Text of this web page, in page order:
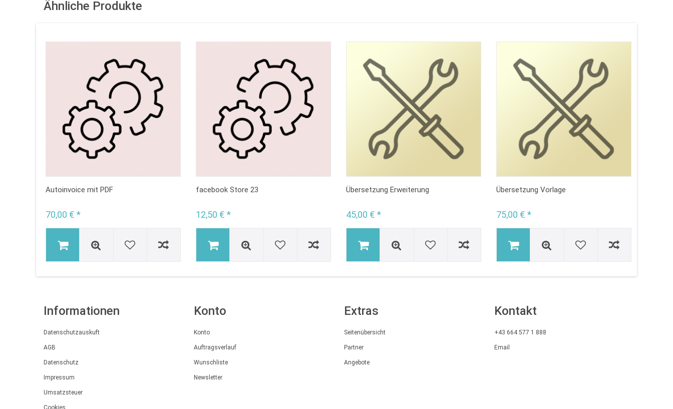
Ähnliche Produkte
Autoinvoice mit PDF
70,00 € *
facebook Store 23
12,50 € *
Übersetzung Erweiterung
45,00 € *
Übersetzung Vorlage
75,00 € *
Informationen
Datenschutzauskuft
AGB
Datenschutz
Impressum
Umsatzsteuer
Cookies
Konto
Konto
Auftragsverlauf
Wunschliste
Newsletter
Extras
Seitenübersicht
Partner
Angebote
Kontakt
+43 664 577 1 888
Email